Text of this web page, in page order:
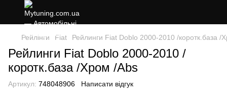
Рейлінги Fiat Рейлинги Fiat Doblo 2000-2010 /коротк.база /
Рейлинги Fiat Doblo 2000-2010 /
коротк.база /Хром /Abs
Артикул: 748048906 Написати відгук